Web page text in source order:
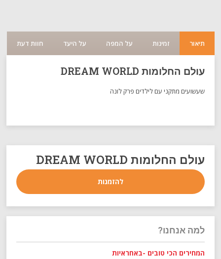
תיאור זמינות על המפה על היעד חוות דעת
עולם החלומות DREAM WORLD
שעשועים מתקני עם לילדים פרק לונה
עולם החלומות DREAM WORLD
להזמנות
למה אנחנו?
המחירים הכי טובים -באחראיות